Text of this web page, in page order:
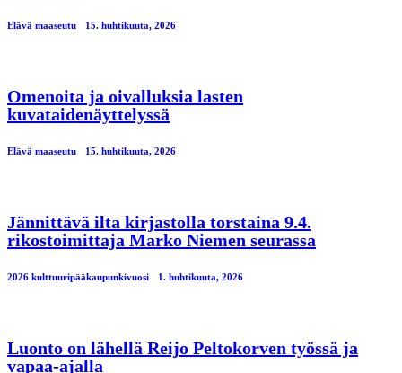
Elävä maaseutu 15. huhtikuuta, 2026
Omenoita ja oivalluksia lasten
kuvataidenäyttelyssä
Elävä maaseutu 15. huhtikuuta, 2026
Jännittävä ilta kirjastolla torstaina 9.4.
rikostoimittaja Marko Niemen seurassa
2026 kulttuuripääkaupunkivuosi 1. huhtikuuta, 2026
Luonto on lähellä Reijo Peltokorven työssä ja
vapaa-ajalla